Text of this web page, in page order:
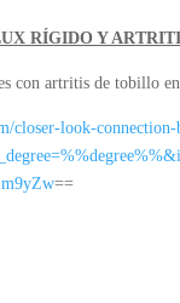
RÍGIDO Y
con artritis de tobillo
closer-look-
==